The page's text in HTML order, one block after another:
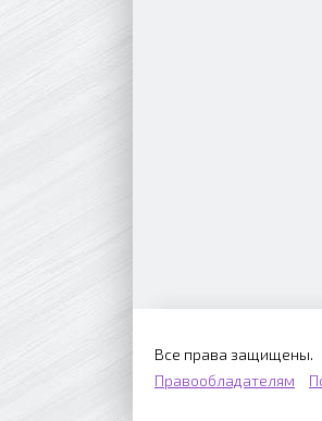
Все права защищены.
Правообладателям